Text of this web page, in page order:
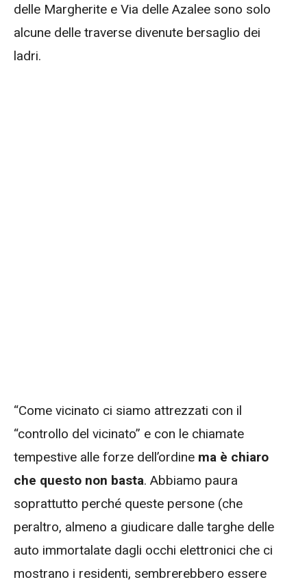
delle Margherite e Via delle Azalee sono solo
alcune delle traverse divenute bersaglio dei
ladri.
“Come vicinato ci siamo attrezzati con il
“controllo del vicinato” e con le chiamate
tempestive alle forze dell’ordine ma è chiaro
che questo non basta. Abbiamo paura
soprattutto perché queste persone (che
peraltro, almeno a giudicare dalle targhe delle
auto immortalate dagli occhi elettronici che ci
mostrano i residenti, sembrerebbero essere